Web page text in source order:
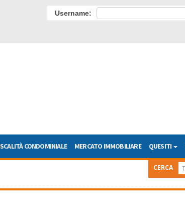
Username:
CONDOMINIALE MERCATO IMMOBILIARE QUESITI
CERCA